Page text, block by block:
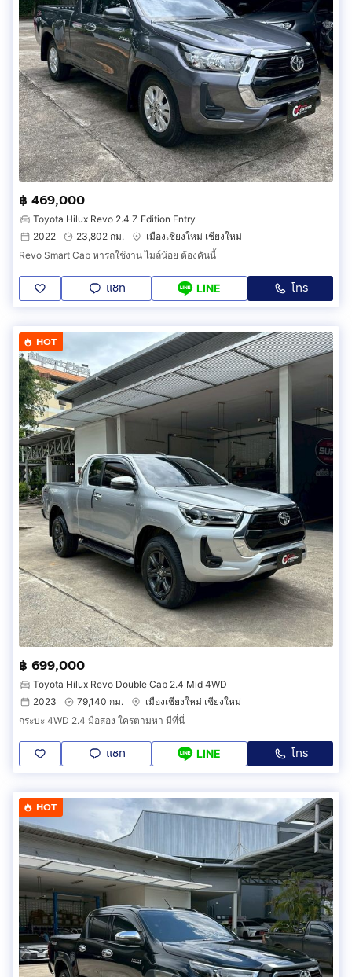
฿ 469,000
Toyota Hilux Revo 2.4 Z Edition Entry
2022
23,802 กม.
เมืองเชียงใหม่ เชียงใหม่
Revo Smart Cab หารถใช้งาน ไมล์น้อย ต้องคันนี้
แชท LINE โทร
HOT
฿ 699,000
Toyota Hilux Revo Double Cab 2.4 Mid 4WD
2023
79,140 กม.
เมืองเชียงใหม่ เชียงใหม่
กระบะ 4WD 2.4 มือสอง ใครตามหา มีที่นี่
แชท LINE โทร
HOT